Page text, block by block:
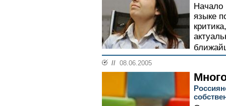
Начало
языке
// 08.06.2005